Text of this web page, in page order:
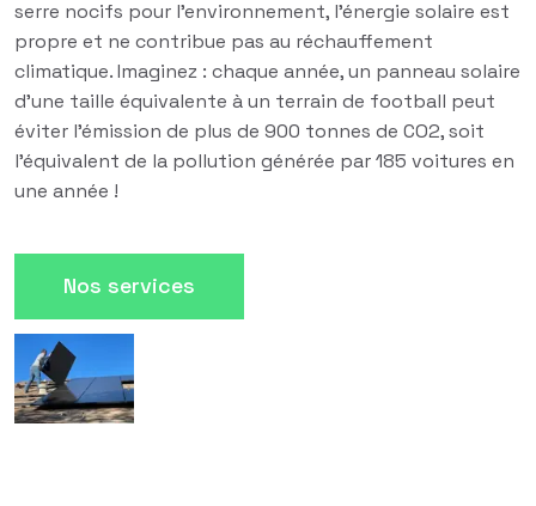
serre nocifs pour l'environnement, l'énergie solaire est
propre et ne contribue pas au réchauffement
climatique. Imaginez : chaque année, un panneau solaire
d'une taille équivalente à un terrain de football peut
éviter l'émission de plus de 900 tonnes de CO2, soit
l'équivalent de la pollution générée par 185 voitures en
une année !
Nos services